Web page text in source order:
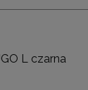
L czarna